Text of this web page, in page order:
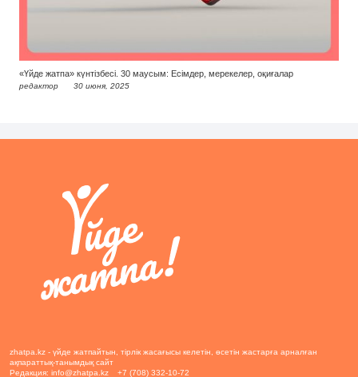
«Үйде жатпа» күнтізбесі. 30 маусым: Есімдер, мерекелер, оқиғалар
редактор 30 июня, 2025
zhatpa.kz - үйде жатпайтын, тірлік жасағысы келетін, өсетін жастарға арналған
ақпараттық-танымдық сайт
Редакция: info@zhatpa.kz +7 (708) 332-10-72